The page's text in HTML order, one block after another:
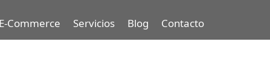
E-Commerce Servicios Blog Contacto